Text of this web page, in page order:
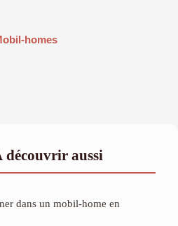
homes
aussi
dans un mobil-home en